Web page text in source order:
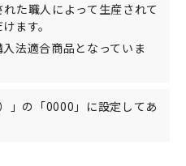
た職人によって生産されて
ます。
法適合商品となっていま
」の「0000」に設定してあ